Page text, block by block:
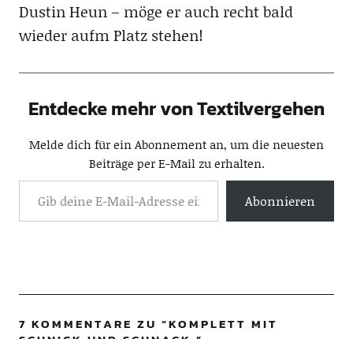
Dustin Heun – möge er auch recht bald
wieder aufm Platz stehen!
Entdecke mehr von Textilvergehen
Melde dich für ein Abonnement an, um die neuesten
Beiträge per E-Mail zu erhalten.
Abonnieren
7 KOMMENTARE ZU “KOMPLETT MIT